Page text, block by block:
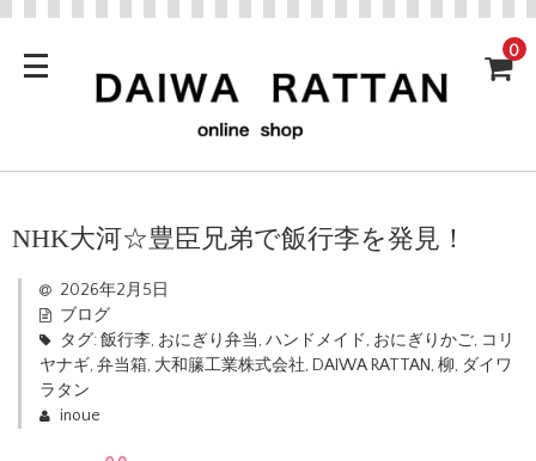
0
NHK大河☆豊臣兄弟で飯行李を発見！
2026年2月5日
ブログ
タグ:飯行李, おにぎり弁当, ハンドメイド, おにぎりかご, コリ
ヤナギ, 弁当箱, 大和籘工業株式会社, DAIWA RATTAN, 柳, ダイワ
ラタン
inoue